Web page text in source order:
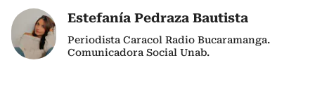
Estefanía Pedraza Bautista
Periodista Caracol Radio Bucaramanga.
Comunicadora Social Unab.